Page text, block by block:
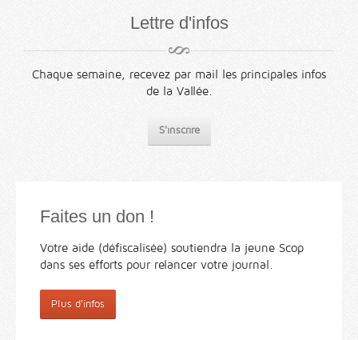
Lettre d'infos
Chaque semaine, recevez par mail les principales infos
de la Vallée.
S'inscrire
Faites un don !
Votre aide (défiscalisée) soutiendra la jeune Scop
dans ses efforts pour relancer votre journal.
Plus d'infos